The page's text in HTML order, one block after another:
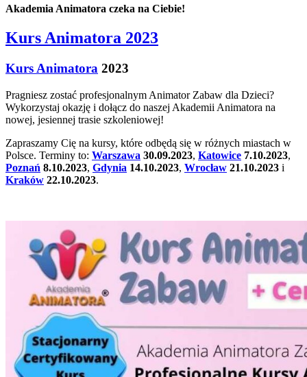
Akademia Animatora czeka na Ciebie!
Kurs Animatora 2023
Kurs Animatora 2023
Pragniesz zostać profesjonalnym Animator Zabaw dla Dzieci?
Wykorzystaj okazję i dołącz do naszej Akademii Animatora na
nowej, jesiennej trasie szkoleniowej!
Zapraszamy Cię na kursy, które odbędą się w różnych miastach w
Polsce. Terminy to: Warszawa 30.09.2023, Katowice 7.10.2023,
Poznań 8.10.2023, Gdynia 14.10.2023, Wrocław 21.10.2023 i
Kraków 22.10.2023.